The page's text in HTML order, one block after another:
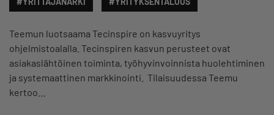
Teemun luotsaama Tecinspire on kasvuyritys
ohjelmistoalalla. Tecinspiren kasvun perusteet ovat
asiakaslähtöinen toiminta, työhyvinvoinnista huolehtiminen
ja systemaattinen markkinointi. Tilaisuudessa Teemu
kertoo…